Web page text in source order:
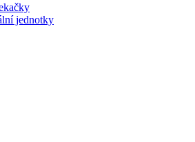
jednotky